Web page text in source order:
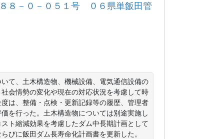
８－０－０５１号 ０６県単飯田管
て、土木構造物、機械設備、電気通信設備の
会情勢の変化や現在の対応状況を考慮して時
は、整備・点検・更新記録等の履歴、管理者
を行った。土木構造物については別途実施し
ト縮減効果を考慮したダム中長期計画として
びに飯田ダム長寿命化計画書を更新した。